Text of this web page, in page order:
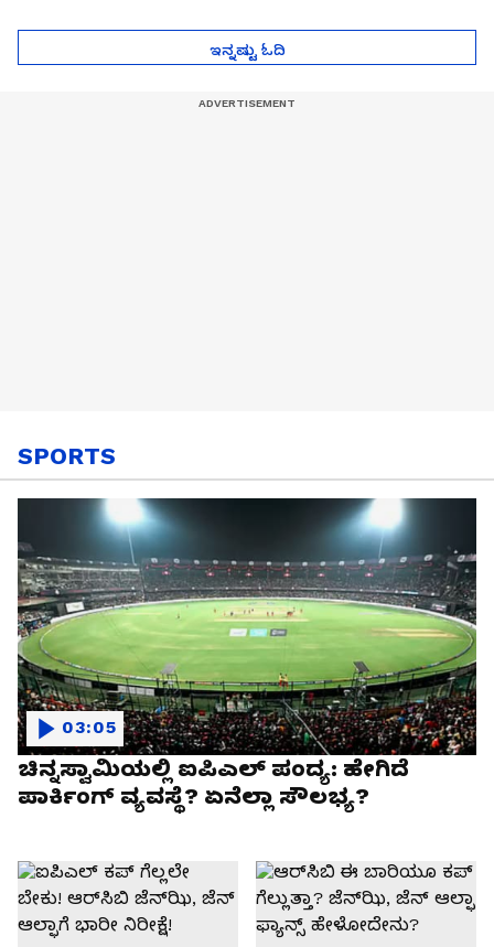
ಇನ್ನಷ್ಟು ಓದಿ
SPORTS
ಚಿನ್ನಸ್ವಾಮಿಯಲ್ಲಿ ಐಪಿಎಲ್‌ ಪಂದ್ಯ: ಹೇಗಿದೆ
ಪಾರ್ಕಿಂಗ್ ವ್ಯವಸ್ಥೆ? ಏನೆಲ್ಲಾ ಸೌಲಭ್ಯ?
03:05